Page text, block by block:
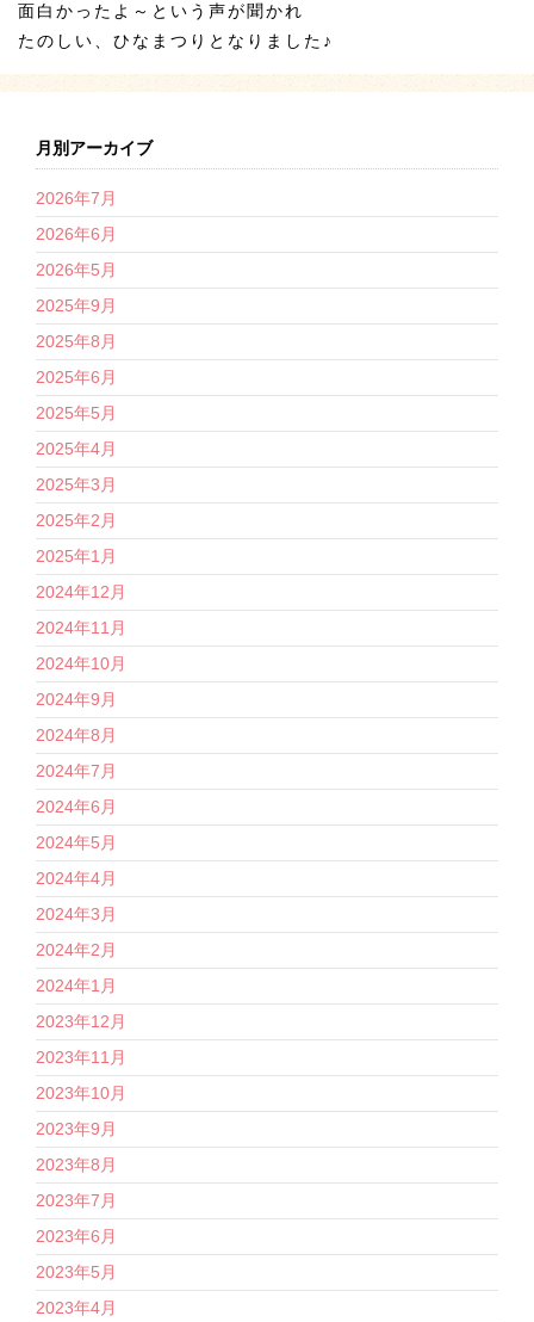
面白かったよ～という声が聞かれ
たのしい、ひなまつりとなりました♪
月別アーカイブ
2026年7月
2026年6月
2026年5月
2025年9月
2025年8月
2025年6月
2025年5月
2025年4月
2025年3月
2025年2月
2025年1月
2024年12月
2024年11月
2024年10月
2024年9月
2024年8月
2024年7月
2024年6月
2024年5月
2024年4月
2024年3月
2024年2月
2024年1月
2023年12月
2023年11月
2023年10月
2023年9月
2023年8月
2023年7月
2023年6月
2023年5月
2023年4月